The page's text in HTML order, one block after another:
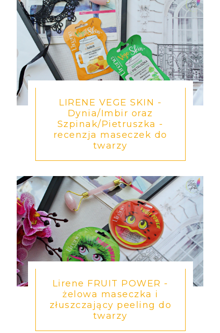
LIRENE VEGE SKIN -
Dynia/Imbir oraz
Szpinak/Pietruszka -
recenzja maseczek do
twarzy
Lirene FRUIT POWER -
żelowa maseczka i
złuszczający peeling do
twarzy